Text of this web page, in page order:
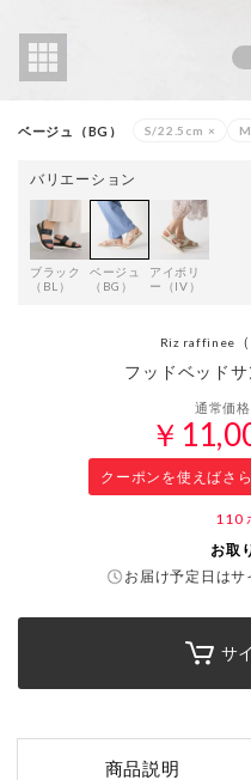
ベージュ（BG） S/22.5cm ×
バリエーション
ブラック
（BL）
ベージュ
（BG）
アイボリ
ー（IV）
Riz raffinee
フッドベッドサ
通常価
￥
クーポンを使えばさ
110
お取
お届け予定日はサ
サ
商品説明